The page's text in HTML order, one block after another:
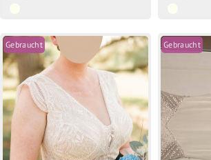
Gebraucht Gebraucht